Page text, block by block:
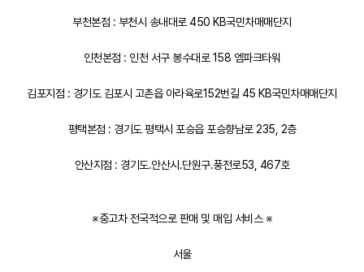
부천본점 : 부천시 송내대로 450 KB국민차매매단지
인천본점 : 인천 서구 봉수대로 158 엠파크타워
김포지점 : 경기도 김포시 고촌읍 아라육로152번길 45 KB국민차매매단지
평택본점 : 경기도 평택시 포승읍 포승향남로 235, 2층
안산지점 : 경기도.안산시.단원구.풍전로53, 467호
※중고차 전국적으로 판매 및 매입 서비스 ※
서울